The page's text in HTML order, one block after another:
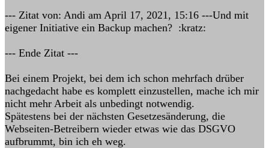
--- Zitat von: Andi am April 17, 2021, 15:16 ---Und mit
eigener Initiative ein Backup machen? :kratz:
--- Ende Zitat ---
Bei einem Projekt, bei dem ich schon mehrfach drüber
nachgedacht habe es komplett einzustellen, mache ich mir
nicht mehr Arbeit als unbedingt notwendig.
Spätestens bei der nächsten Gesetzesänderung, die
Webseiten-Betreibern wieder etwas wie das DSGVO
aufbrummt, bin ich eh weg.